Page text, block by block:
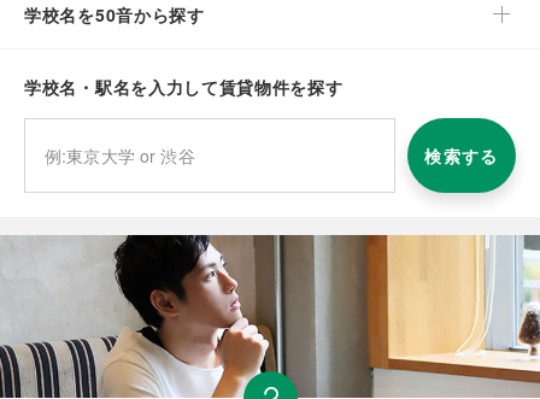
学校名を50音から探す
学校名・駅名を入力して賃貸物件を探す
検索する